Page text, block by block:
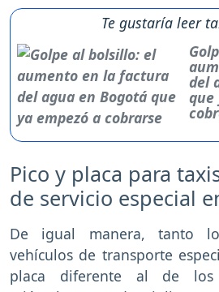
Te gustaría leer
del
que
Pico y placa para
de servicio especial
De igual manera, tanto
vehículos de transporte
placa diferente al de los